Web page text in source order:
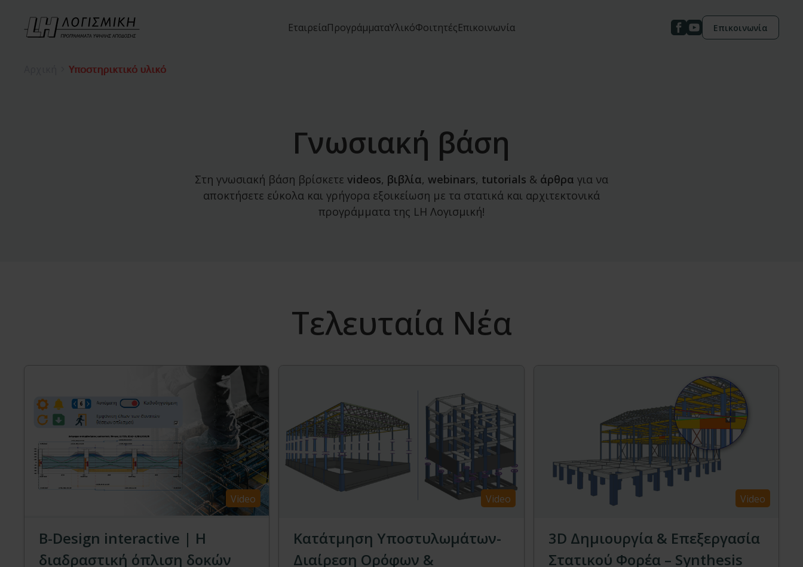
ΕταιρείαΠρογράμματαΥλικόΦοιτητέςΕπικοινωνία Επικοινωνία
Υποστηρικτικό υλικό
Γνωσιακή βάση
Στη γνωσιακή βάση βρίσκετε videos, βιβλία, webinars, tutorials & άρθρα για να
αποκτήσετε εύκολα και γρήγορα εξοικείωση με τα στατικά και αρχιτεκτονικά
προγράμματα της LH Λογισμική!
Τελευταία Νέα
Video
Β-Design interactive | Η
διαδραστική όπλιση δοκών
Video
Κατάτμηση Υποστυλωμάτων-
Διαίρεση Ορόφων &
Video
3D Δημιουργία & Επεξεργασία
Στατικού Φορέα – Synthesis